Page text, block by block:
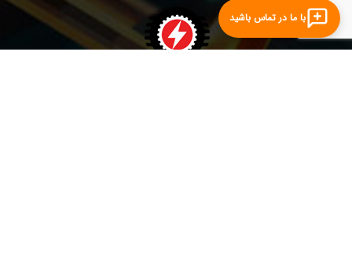
با ما در تماس باشید